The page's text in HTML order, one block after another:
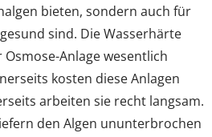
bieten, sondern auch für
sind. Die Wasserhärte
Anlage wesentlich
kosten diese Anlagen
arbeiten sie recht langsam.
den Algen ununterbrochen